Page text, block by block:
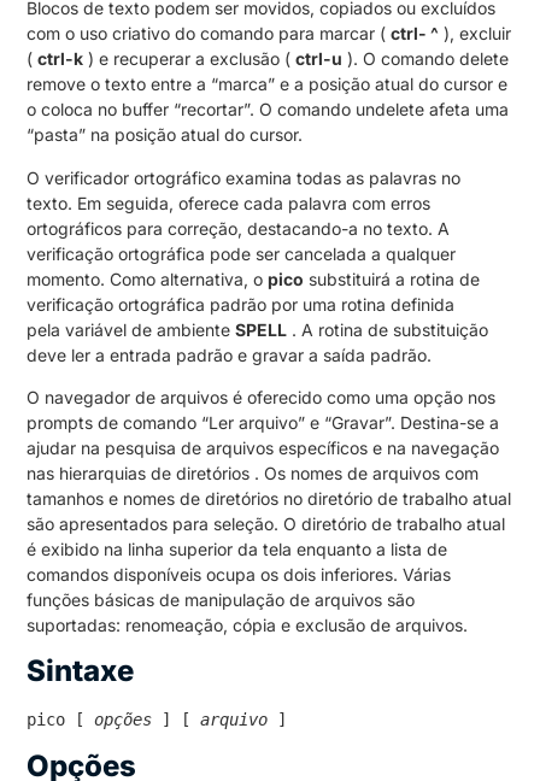
Blocos de texto podem ser movidos, copiados ou excluídos
com o uso criativo do comando para marcar (ctrl- ^ ), excluir
(ctrl-k ) e recuperar a exclusão (ctrl-u ). O comando delete
remove o texto entre a “marca” e a posição atual do cursor e
o coloca no buffer “recortar”. O comando undelete afeta uma
“pasta” na posição atual do cursor.
O verificador ortográfico examina todas as palavras no
texto. Em seguida, oferece cada palavra com erros
ortográficos para correção, destacando-a no texto. A
verificação ortográfica pode ser cancelada a qualquer
momento. Como alternativa, opico substituirá a rotina de
verificação ortográfica padrão por uma rotina definida
pela variável de ambienteSPELL . A rotina de substituição
deve ler a entrada padrão e gravar a saída padrão.
O navegador de arquivos é oferecido como uma opção nos
prompts de comando “Ler arquivo” e “Gravar”. Destina-se a
ajudar na pesquisa de arquivos específicos e na navegação
nas hierarquias de diretórios . Os nomes de arquivos com
tamanhos e nomes de diretórios no diretório de trabalho atual
são apresentados para seleção. O diretório de trabalho atual
é exibido na linha superior da tela enquanto a lista de
comandos disponíveis ocupa os dois inferiores. Várias
funções básicas de manipulação de arquivos são
suportadas: renomeação, cópia e exclusão de arquivos.
Sintaxe
pico [ opções ] [ arquivo ]
Opções